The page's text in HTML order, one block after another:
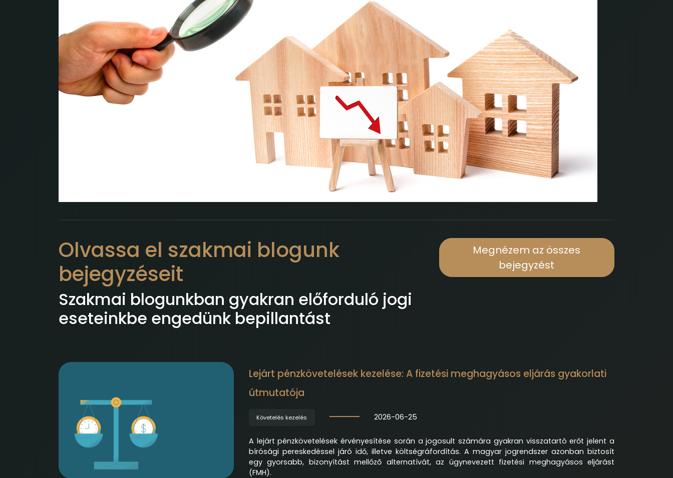
Olvassa el szakmai blogunk
bejegyzéseit
Szakmai blogunkban gyakran előforduló jogi
eseteinkbe engedünk bepillantást
Megnézem az összes
bejegyzést
Lejárt pénzkövetelések kezelése: A fizetési meghagyásos eljárás gyakorlati
útmutatója
Követelés kezelés 2026-06-25
A lejárt pénzkövetelések érvényesítése során a jogosult számára gyakran visszatartó erőt jelent a
bírósági pereskedéssel járó idő, illetve költségráfordítás. A magyar jogrendszer azonban biztosít
egy gyorsabb, bizonyítást mellőző alternatívát, az úgynevezett fizetési meghagyásos eljárást
(FMH).